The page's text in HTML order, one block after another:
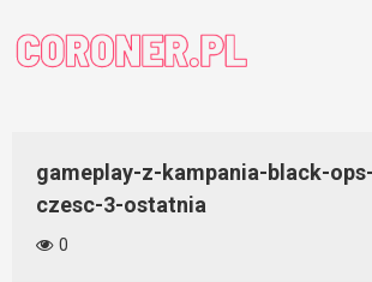
content
gameplay-z-kampania-black-
czesc-3-ostatnia
0